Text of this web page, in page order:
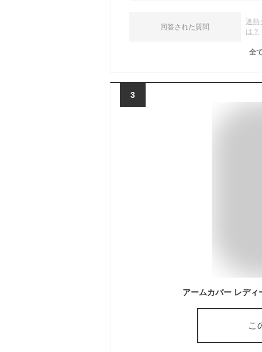
回答された質問
遮熱
は？
全
3
こ